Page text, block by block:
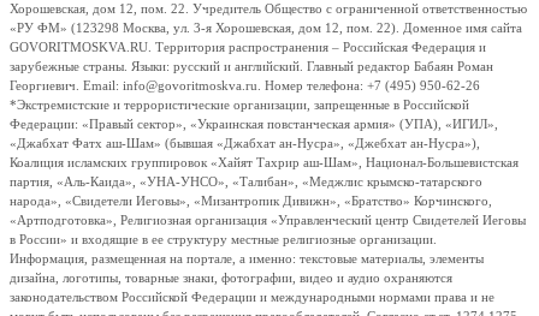
Хорошевская, дом 12, пом. 22. Учредитель Общество с ограниченной ответственностью
«РУ ФМ» (123298 Москва, ул. 3-я Хорошевская, дом 12, пом. 22). Доменное имя сайта
GOVORITMOSKVA.RU. Территория распространения – Российская Федерация и
зарубежные страны. Языки: русский и английский. Главный редактор Бабаян Роман
Георгиевич. Email: info@govoritmoskva.ru. Номер телефона: +7 (495) 950-62-26
*Экстремистские и террористические организации, запрещенные в Российской
Федерации: «Правый сектор», «Украинская повстанческая армия» (УПА), «ИГИЛ»,
«Джабхат Фатх аш-Шам» (бывшая «Джабхат ан-Нусра», «Джебхат ан-Нусра»),
Коалиция исламских группировок «Хайят Тахрир аш-Шам», Национал-Большевистская
партия, «Аль-Каида», «УНА-УНСО», «Талибан», «Меджлис крымско-татарского
народа», «Свидетели Иеговы», «Мизантропик Дивижн», «Братство» Корчинского,
«Артподготовка», Религиозная организация «Управленческий центр Свидетелей Иеговы
в России» и входящие в ее структуру местные религиозные организации.
Информация, размещенная на портале, а именно: текстовые материалы, элементы
дизайна, логотипы, товарные знаки, фотографии, видео и аудио охраняются
законодательством Российской Федерации и международными нормами права и не